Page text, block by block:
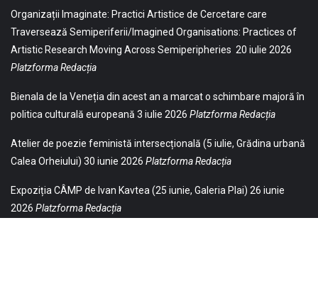
Organizații Imaginate: Practici Artistice de Cercetare care
Traversează Semiperiferii/Imagined Organisations: Practices of
Artistic Research Moving Across Semiperipheries 20 iulie 2026
Platzforma Redacția
Bienala de la Veneția din acest an a marcat o schimbare majoră în
politica culturală europeană 3 iulie 2026 Platzforma Redacția
Atelier de poezie feministă intersecțională (5 iulie, Grădina urbană
Calea Orheiului) 30 iunie 2026 Platzforma Redacția
Expoziția CÂMP de Ivan Kavtea (25 iunie, Galeria Plai) 26 iunie
2026 Platzforma Redacția